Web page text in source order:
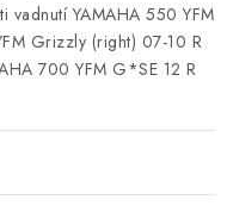
vadnutíYAMAHA 550 YFM
Grizzly (right) 07-10 R
700 YFM G*SE 12 R